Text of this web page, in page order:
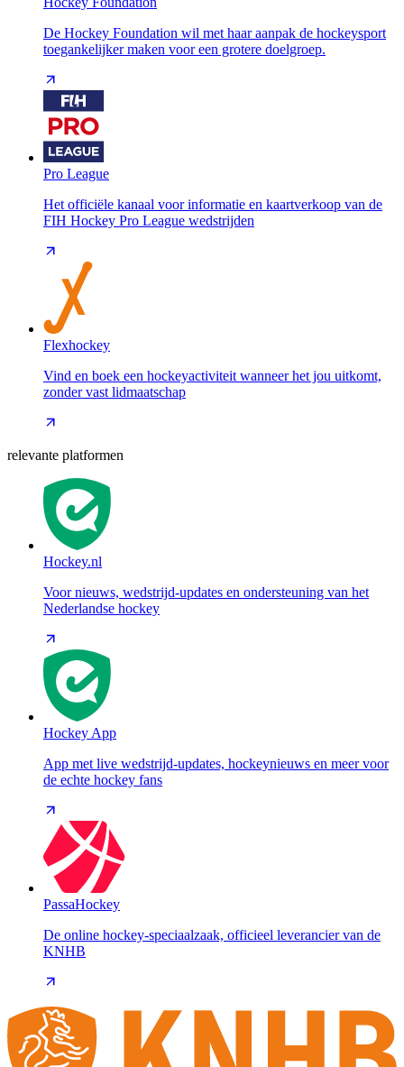
De Hockey Foundation wil met haar aanpak de hockeysport
toegankelijker maken voor een grotere doelgroep.
Pro League
Het officiële kanaal voor informatie en kaartverkoop van de
FIH Hockey Pro League wedstrijden
Flexhockey
Vind en boek een hockeyactiviteit wanneer het jou uitkomt,
zonder vast lidmaatschap
relevante platformen
Hockey.nl
Voor nieuws, wedstrijd-updates en ondersteuning van het
Nederlandse hockey
Hockey App
App met live wedstrijd-updates, hockeynieuws en meer voor
de echte hockey fans
PassaHockey
De online hockey-speciaalzaak, officieel leverancier van de
KNHB